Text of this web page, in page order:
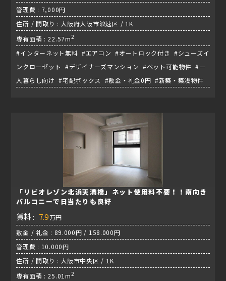
管理費 : 7,000円
住所 / 間取り : 大阪府大阪市浪速区 / 1K
専有面積 : 22.57m2
#インターネット無料 #エアコン #オートロック付き #シューズイ
ンクローゼット #デザイナーズマンション #ペット可能物件 #一
人暮らし向け #宅配ボックス #敷金・礼金0円 #新築・築浅物件
「リビオレゾン北浜天満橋」ネット使用料不要！！南向き
バルコニーで日当たりも良好
賃料 : 7.9万円
敷金 / 礼金 : 89.000円 / 158.000円
管理費 : 10.000円
住所 / 間取り : 大阪市中央区 / 1K
専有面積 : 25.01m2